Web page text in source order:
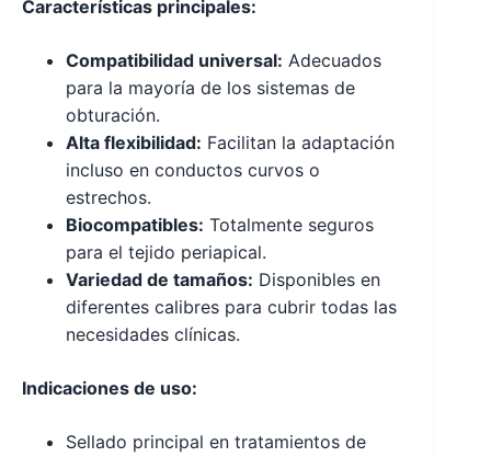
Características principales:
Compatibilidad universal: Adecuados
para la mayoría de los sistemas de
obturación.
Alta flexibilidad: Facilitan la adaptación
incluso en conductos curvos o
estrechos.
Biocompatibles: Totalmente seguros
para el tejido periapical.
Variedad de tamaños: Disponibles en
diferentes calibres para cubrir todas las
necesidades clínicas.
Indicaciones de uso:
Sellado principal en tratamientos de